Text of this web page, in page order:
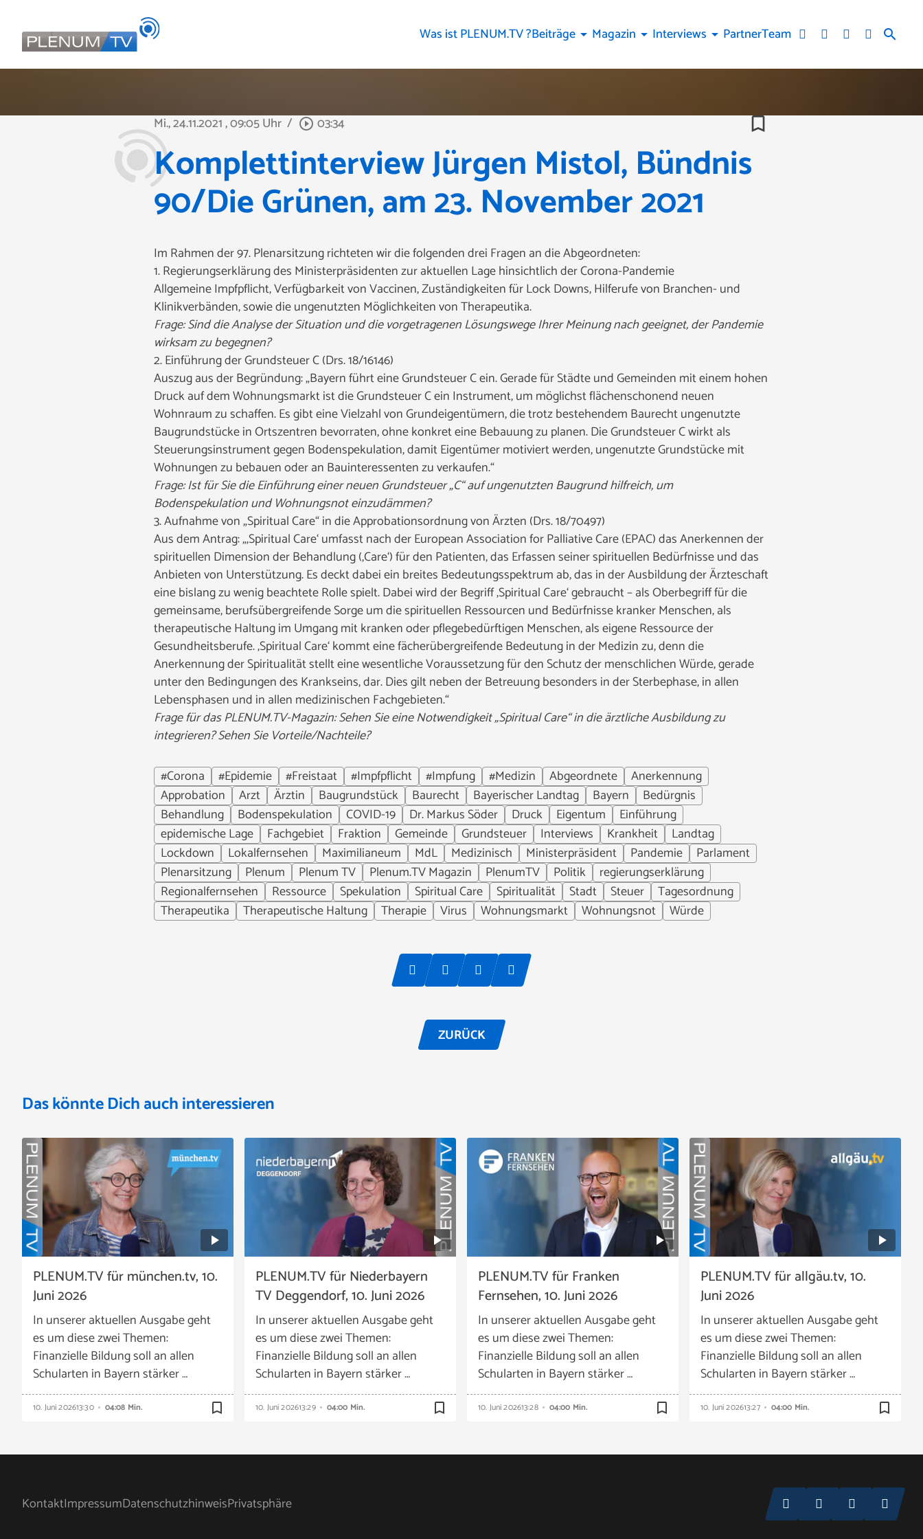
search
Was ist PLENUM.TV ?Beiträge arrow_drop_down Magazin arrow_drop_down Interviews arrow_drop_down PartnerTeam
Mi., 24.11.2021, 09:05 Uhr / play_circle_outline 03:34 bookmark_border
Komplettinterview Jürgen Mistol, Bündnis
90/Die Grünen, am 23. November 2021
Im Rahmen der 97. Plenarsitzung richteten wir die folgenden drei Fragen an die Abgeordneten:
1. Regierungserklärung des Ministerpräsidenten zur aktuellen Lage hinsichtlich der Corona-Pandemie
Allgemeine Impfpflicht, Verfügbarkeit von Vaccinen, Zuständigkeiten für Lock Downs, Hilferufe von Branchen- und
Klinikverbänden, sowie die ungenutzten Möglichkeiten von Therapeutika.
Frage: Sind die Analyse der Situation und die vorgetragenen Lösungswege Ihrer Meinung nach geeignet, der Pandemie
wirksam zu begegnen?
2. Einführung der Grundsteuer C (Drs. 18/16146)
Auszug aus der Begründung: „Bayern führt eine Grundsteuer C ein. Gerade für Städte und Gemeinden mit einem hohen
Druck auf dem Wohnungsmarkt ist die Grundsteuer C ein Instrument, um möglichst flächenschonend neuen
Wohnraum zu schaffen. Es gibt eine Vielzahl von Grundeigentümern, die trotz bestehendem Baurecht ungenutzte
Baugrundstücke in Ortszentren bevorraten, ohne konkret eine Bebauung zu planen. Die Grundsteuer C wirkt als
Steuerungsinstrument gegen Bodenspekulation, damit Eigentümer motiviert werden, ungenutzte Grundstücke mit
Wohnungen zu bebauen oder an Bauinteressenten zu verkaufen.“
Frage: Ist für Sie die Einführung einer neuen Grundsteuer „C“ auf ungenutzten Baugrund hilfreich, um
Bodenspekulation und Wohnungsnot einzudämmen?
3. Aufnahme von „Spiritual Care“ in die Approbationsordnung von Ärzten (Drs. 18/70497)
Aus dem Antrag: „‚Spiritual Care‘ umfasst nach der European Association for Palliative Care (EPAC) das Anerkennen der
spirituellen Dimension der Behandlung (‚Care‘) für den Patienten, das Erfassen seiner spirituellen Bedürfnisse und das
Anbieten von Unterstützung. Es deckt dabei ein breites Bedeutungsspektrum ab, das in der Ausbildung der Ärzteschaft
eine bislang zu wenig beachtete Rolle spielt. Dabei wird der Begriff ‚Spiritual Care‘ gebraucht – als Oberbegriff für die
gemeinsame, berufsübergreifende Sorge um die spirituellen Ressourcen und Bedürfnisse kranker Menschen, als
therapeutische Haltung im Umgang mit kranken oder pflegebedürftigen Menschen, als eigene Ressource der
Gesundheitsberufe. ‚Spiritual Care‘ kommt eine fächerübergreifende Bedeutung in der Medizin zu, denn die
Anerkennung der Spiritualität stellt eine wesentliche Voraussetzung für den Schutz der menschlichen Würde, gerade
unter den Bedingungen des Krankseins, dar. Dies gilt neben der Betreuung besonders in der Sterbephase, in allen
Lebensphasen und in allen medizinischen Fachgebieten.“
Frage für das PLENUM.TV-Magazin: Sehen Sie eine Notwendigkeit „Spiritual Care“ in die ärztliche Ausbildung zu
integrieren? Sehen Sie Vorteile/Nachteile?
#Corona
#Epidemie #Freistaat #Impfpflicht #Impfung #Medizin Abgeordnete
Anerkennung
Approbation
Arzt Ärztin Baugrundstück Baurecht Bayerischer Landtag Bayern
Bedürgnis
Behandlung
Bodenspekulation COVID-19 Dr. Markus Söder Druck Eigentum
Einführung
epidemische Lage
Fachgebiet Fraktion Gemeinde Grundsteuer Interviews Krankheit
Landtag
Lockdown
Lokalfernsehen Maximilianeum MdL Medizinisch Ministerpräsident Pandemie
Parlament
Plenarsitzung
Plenum Plenum TV Plenum.TV Magazin PlenumTV Politik
regierungserklärung
Regionalfernsehen
Ressource Spekulation Spiritual Care Spiritualität Stadt Steuer
Tagesordnung
Therapeutika
Therapeutische Haltung Therapie Virus Wohnungsmarkt Wohnungsnot Würde
ZURÜCK
Das könnte Dich auch interessieren
PLENUM.TV für münchen.tv, 10.
Juni 2026
In unserer aktuellen Ausgabe geht
es um diese zwei Themen:
Finanzielle Bildung soll an allen
Schularten in Bayern stärker …
10. Juni 202613:30 04:08 Min. bookmark_border
PLENUM.TV für Niederbayern
TV Deggendorf, 10. Juni 2026
In unserer aktuellen Ausgabe geht
es um diese zwei Themen:
Finanzielle Bildung soll an allen
Schularten in Bayern stärker …
10. Juni 202613:29 04:00 Min. bookmark_border
PLENUM.TV für Franken
Fernsehen, 10. Juni 2026
In unserer aktuellen Ausgabe geht
es um diese zwei Themen:
Finanzielle Bildung soll an allen
Schularten in Bayern stärker …
10. Juni 202613:28 04:00 Min. bookmark_border
PLENUM.TV für allgäu.tv, 10.
Juni 2026
In unserer aktuellen Ausgabe geht
es um diese zwei Themen:
Finanzielle Bildung soll an allen
Schularten in Bayern stärker …
10. Juni 202613:27 04:00 Min. bookmark_border
KontaktImpressumDatenschutzhinweisPrivatsphäre